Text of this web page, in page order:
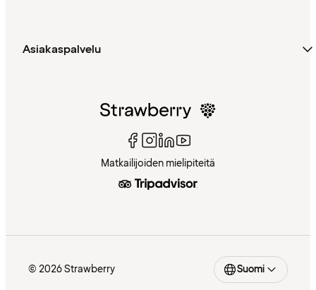
Asiakaspalvelu
Matkailijoiden mielipiteitä
© 2026 Strawberry Suomi